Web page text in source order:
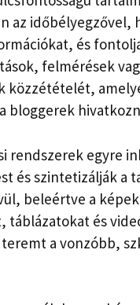
az időbélyegzővel,
és
felmérések
közzétételét,
bloggerek
rendszerek egyre
és szintetizálják a
beleértve a
táblázatokat és
a vonzóbb,